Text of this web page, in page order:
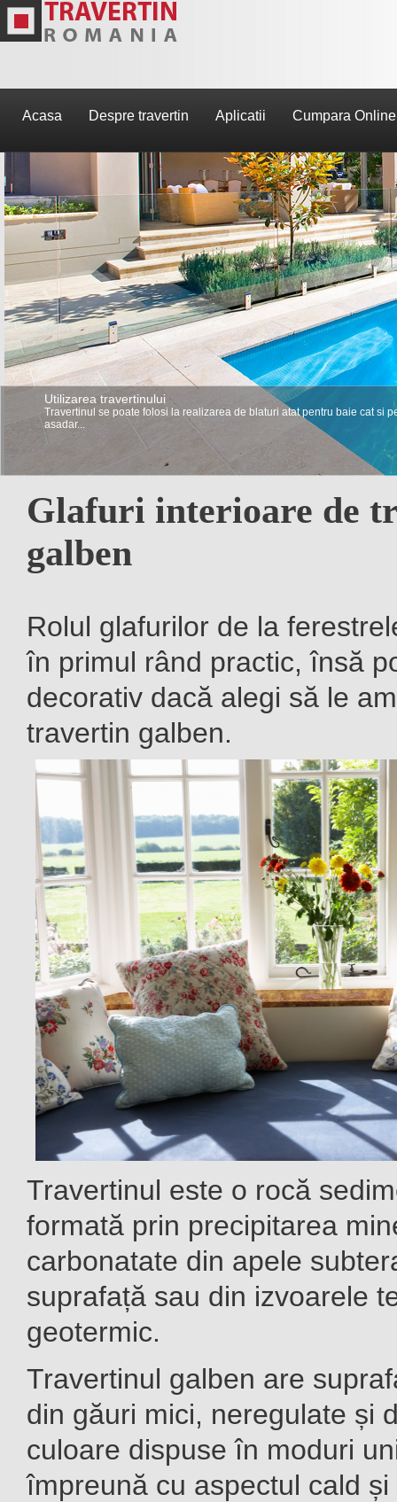
Acasa Despre travertin Aplicatii Cumpara Online
Utilizarea travertinului
Travertinul se poate folosi la realizarea de blaturi atat pentru baie cat si
asadar...
Travertin – Intretinere si curatare
Pentru a-si pastra luminozitatea si nuanta de la inceput travertinul
Glafuri interioare de
galben
Rolul glafurilor de la
în primul rând practic, însă
decorativ dacă alegi să le
travertin galben.
Travertinul este o rocă
formată prin precipitarea
carbonatate din apele
suprafață sau din izvoarele
geotermic.
Travertinul galben are
din găuri mici, neregulate și
culoare dispuse în moduri
împreună cu aspectul cald